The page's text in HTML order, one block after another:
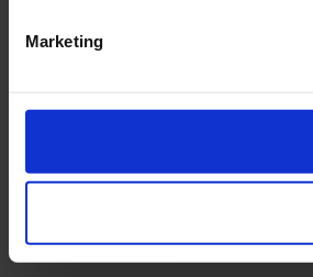
Marketing